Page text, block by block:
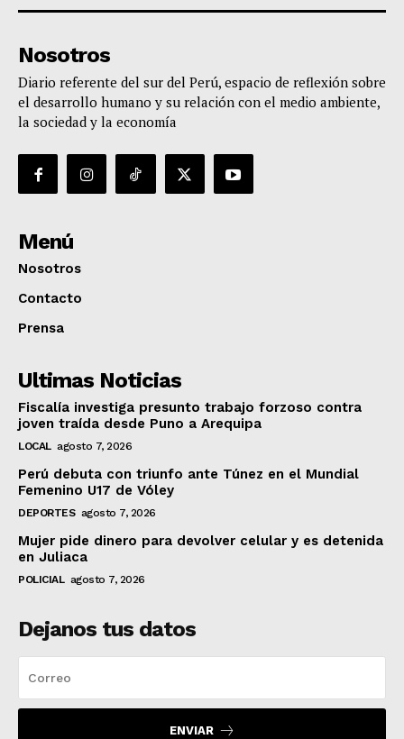
Nosotros
Diario referente del sur del Perú, espacio de reflexión sobre
el desarrollo humano y su relación con el medio ambiente,
la sociedad y la economía
Menú
Nosotros
Contacto
Prensa
Ultimas Noticias
Fiscalía investiga presunto trabajo forzoso contra
joven traída desde Puno a Arequipa
LOCAL agosto 7, 2026
Perú debuta con triunfo ante Túnez en el Mundial
Femenino U17 de Vóley
DEPORTES agosto 7, 2026
Mujer pide dinero para devolver celular y es detenida
en Juliaca
POLICIAL agosto 7, 2026
Dejanos tus datos
ENVIAR